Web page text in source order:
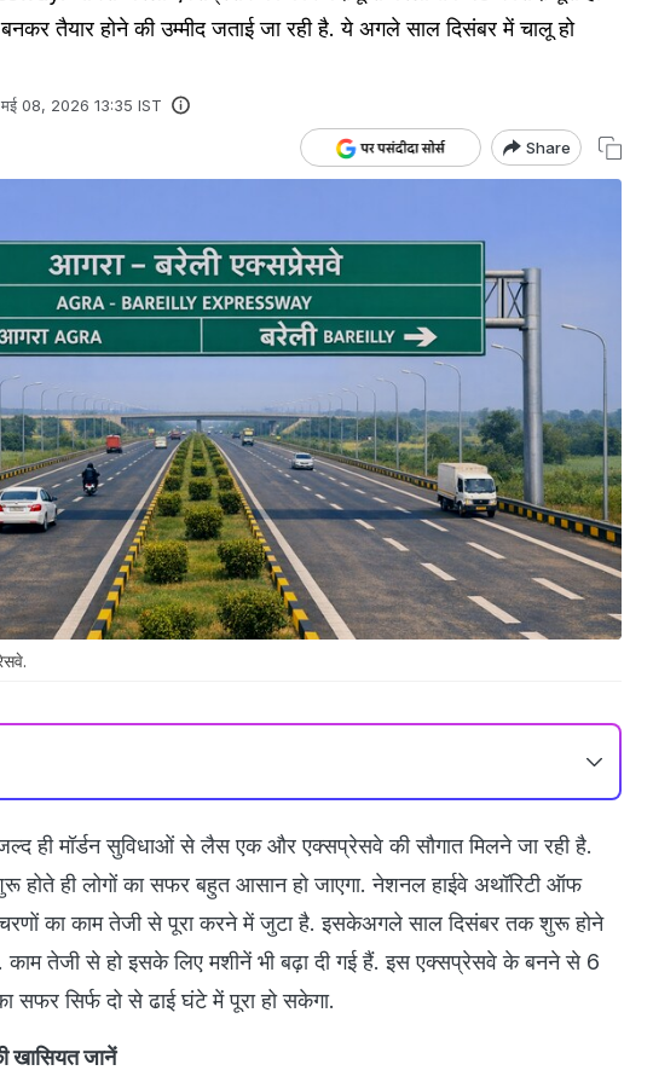
तैयार होने की उम्मीद जताई जा रही है. ये अगले साल दिसंबर में चालू हो
मई 08, 2026 13:35 IST
Share
ही मॉर्डन सुविधाओं से लैस एक और एक्सप्रेसवे की सौगात मिलने जा रही है.
होते ही लोगों का सफर बहुत आसान हो जाएगा. नेशनल हाईवे अथॉरिटी ऑफ
का काम तेजी से पूरा करने में जुटा है. इसकेअगले साल दिसंबर तक शुरू होने
काम तेजी से हो इसके लिए मशीनें भी बढ़ा दी गई हैं. इस एक्सप्रेसवे के बनने से 6
सफर सिर्फ दो से ढाई घंटे में पूरा हो सकेगा.
खासियत जानें